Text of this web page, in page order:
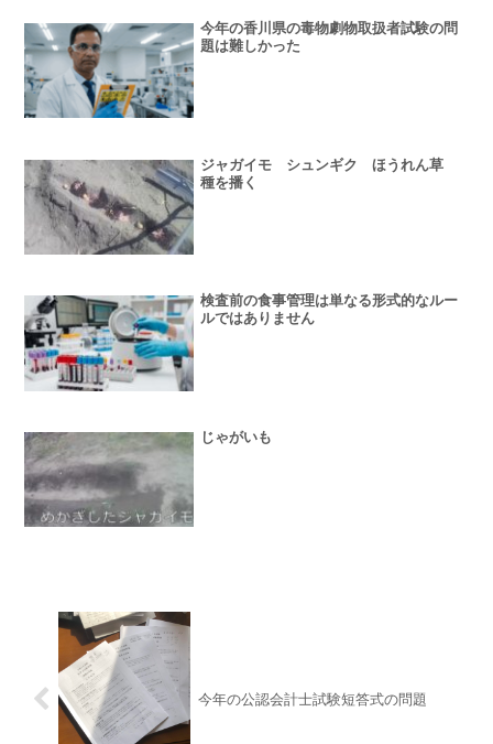
今年の香川県の毒物劇物取扱者試験の問
題は難しかった
ジャガイモ シュンギク ほうれん草
種を播く
検査前の食事管理は単なる形式的なルー
ルではありません
じゃがいも
今年の公認会計士試験短答式の問題